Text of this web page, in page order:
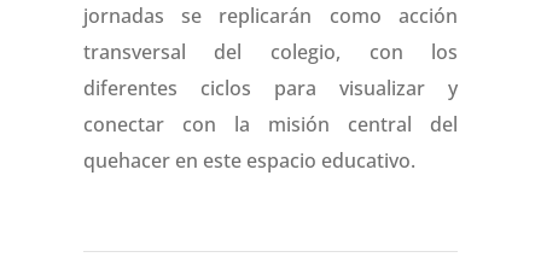
jornadas se replicarán como acción
transversal del colegio, con los
diferentes ciclos para visualizar y
conectar con la misión central del
quehacer en este espacio educativo.